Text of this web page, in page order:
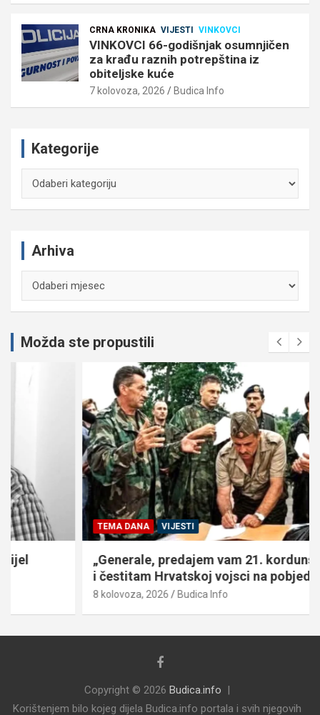
CRNA KRONIKA VIJESTI VINKOVCI
VINKOVCI 66-godišnjak osumnjičen
za krađu raznih potrepština iz
obiteljske kuće
7 kolovoza, 2026 Budica Info
Kategorije
Arhiva
Možda ste propustili
TEMA DANA VIJESTI
„Generale, predajem vam 21. kordunski korpus
i čestitam Hrvatskoj vojsci na pobjedi!“
8 kolovoza, 2026 Budica Info
Copyright © 2026 Budica.info
Korištenjem bilo kojeg dijela Budica.info portala i svih njegovih